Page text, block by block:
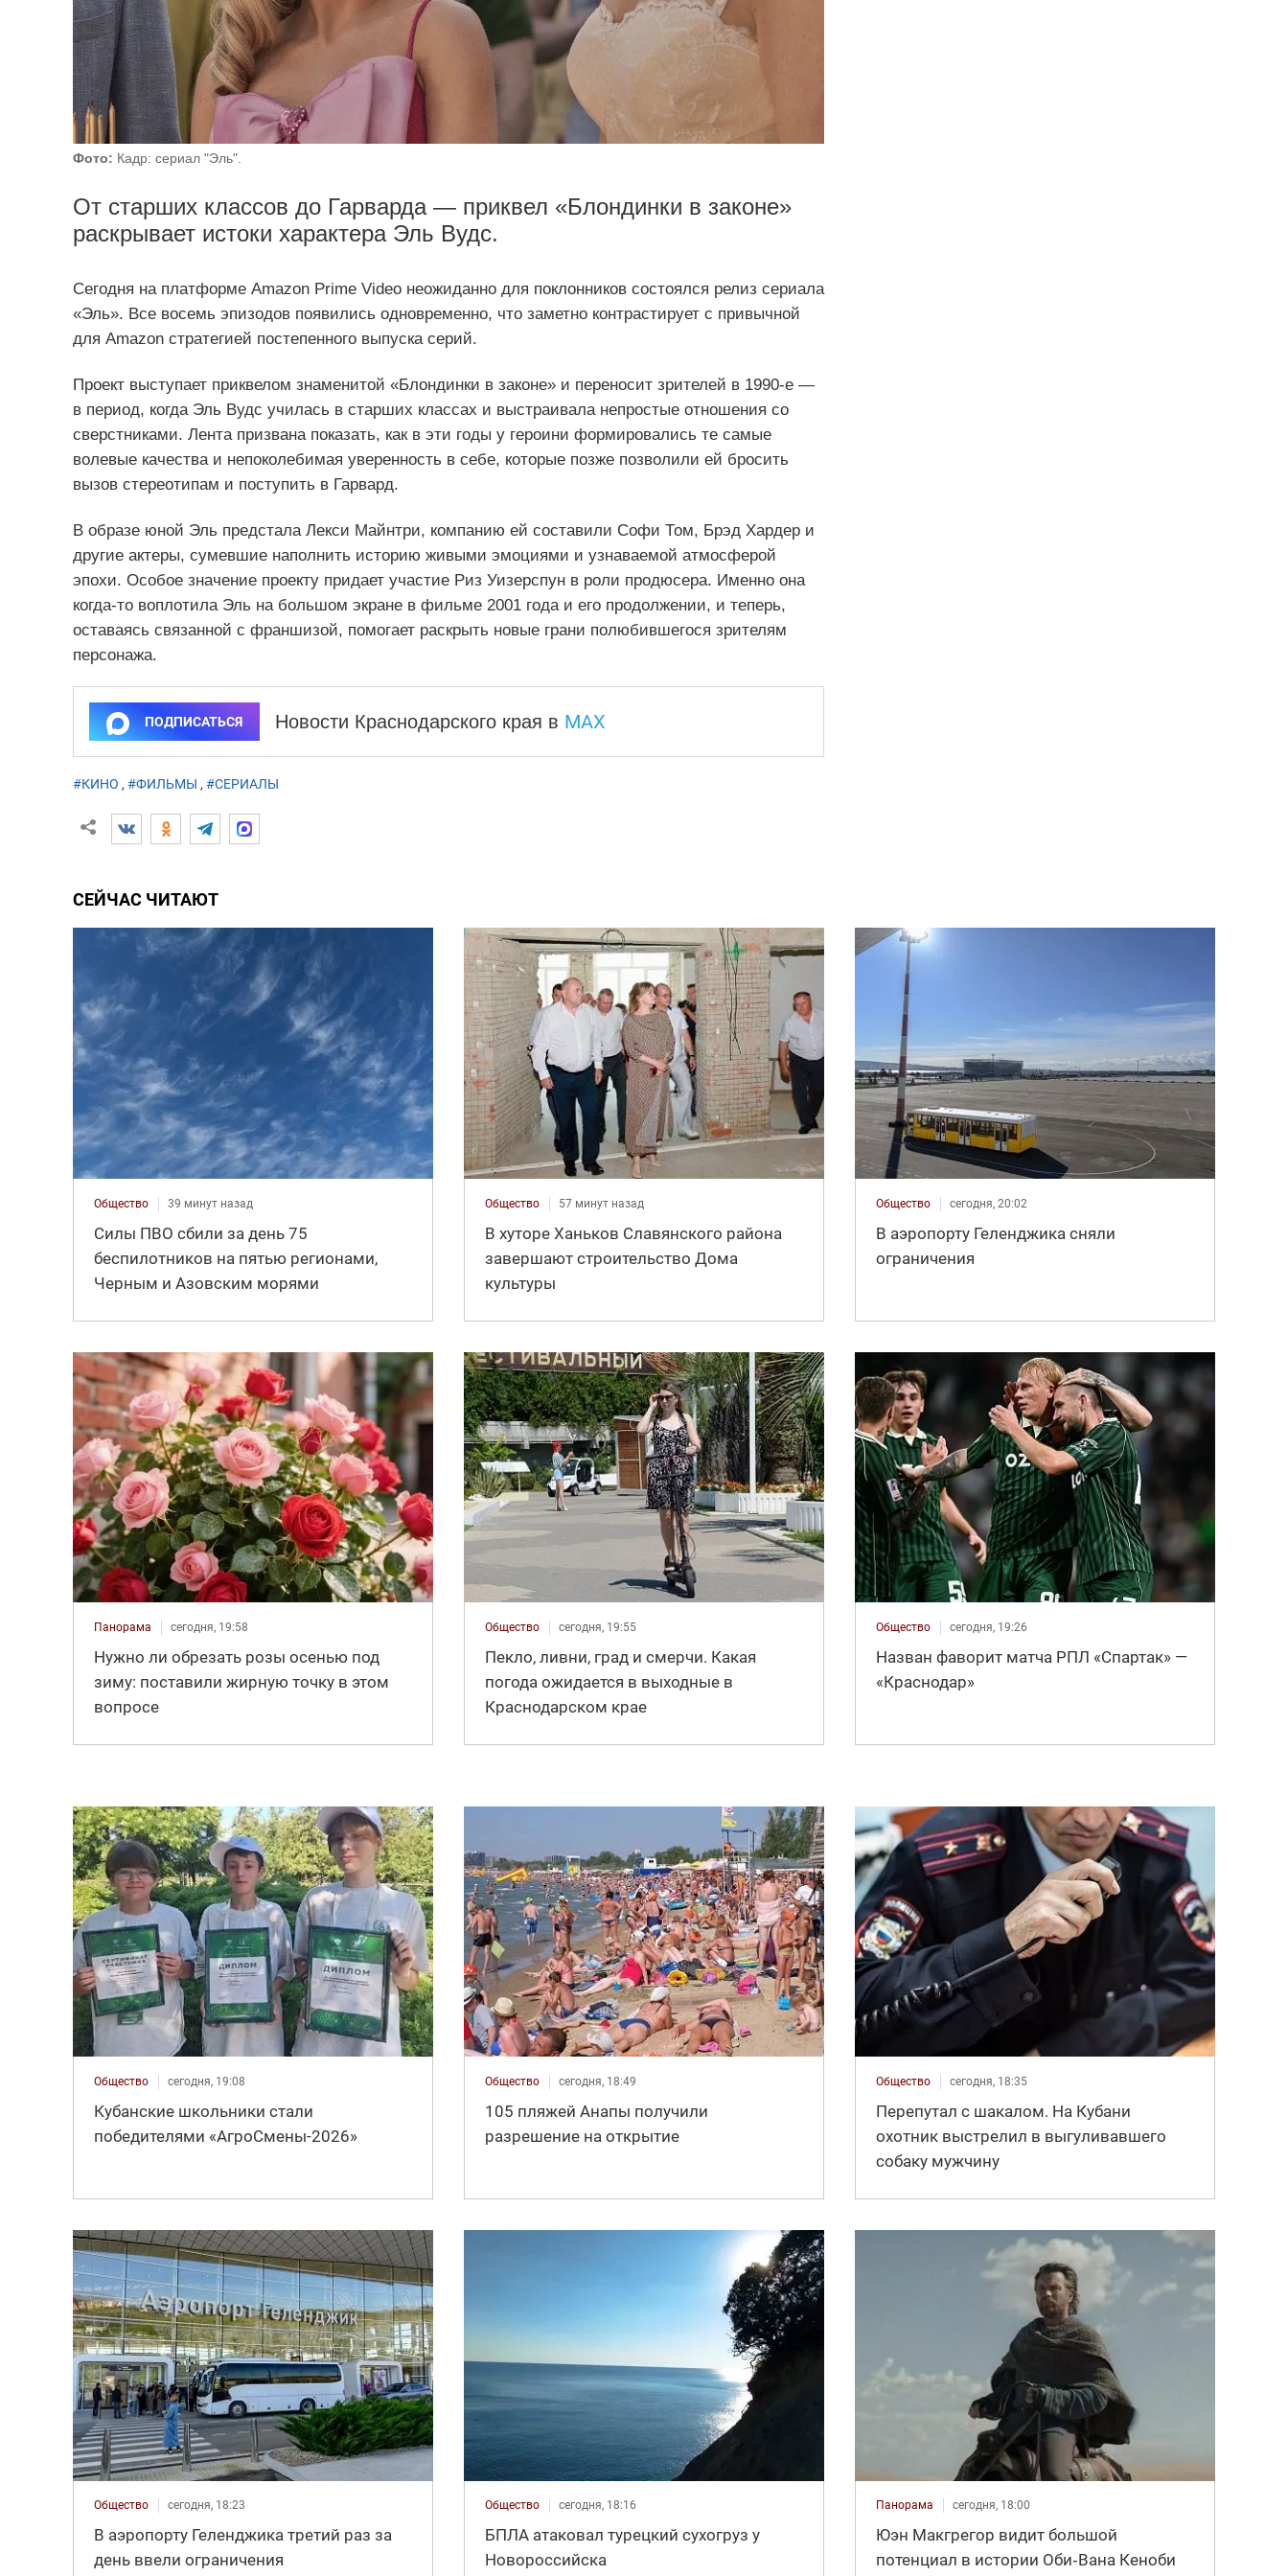
Фото: Кадр: сериал "Эль".
От старших классов до Гарварда — приквел «Блондинки в законе»
раскрывает истоки характера Эль Вудс.
Сегодня на платформе Amazon Prime Video неожиданно для поклонников состоялся релиз сериала
«Эль». Все восемь эпизодов появились одновременно, что заметно контрастирует с привычной
для Amazon стратегией постепенного выпуска серий.
Проект выступает приквелом знаменитой «Блондинки в законе» и переносит зрителей в 1990‑е —
в период, когда Эль Вудс училась в старших классах и выстраивала непростые отношения со
сверстниками. Лента призвана показать, как в эти годы у героини формировались те самые
волевые качества и непоколебимая уверенность в себе, которые позже позволили ей бросить
вызов стереотипам и поступить в Гарвард.
В образе юной Эль предстала Лекси Майнтри, компанию ей составили Софи Том, Брэд Хардер и
другие актеры, сумевшие наполнить историю живыми эмоциями и узнаваемой атмосферой
эпохи. Особое значение проекту придает участие Риз Уизерспун в роли продюсера. Именно она
когда‑то воплотила Эль на большом экране в фильме 2001 года и его продолжении, и теперь,
оставаясь связанной с франшизой, помогает раскрыть новые грани полюбившегося зрителям
персонажа.
ПОДПИСАТЬСЯ Новости Краснодарского края в MAX
#КИНО , #ФИЛЬМЫ , #СЕРИАЛЫ
СЕЙЧАС ЧИТАЮТ
Общество 39 минут назад
Силы ПВО сбили за день 75
беспилотников на пятью регионами,
Черным и Азовским морями
Общество 57 минут назад
В хуторе Ханьков Славянского района
завершают строительство Дома
культуры
Общество сегодня, 20:02
В аэропорту Геленджика сняли
ограничения
Панорама сегодня, 19:58
Нужно ли обрезать розы осенью под
зиму: поставили жирную точку в этом
вопросе
Общество сегодня, 19:55
Пекло, ливни, град и смерчи. Какая
погода ожидается в выходные в
Краснодарском крае
Общество сегодня, 19:26
Назван фаворит матча РПЛ «Спартак» —
«Краснодар»
Общество сегодня, 19:08
Кубанские школьники стали
победителями «АгроСмены-2026»
Общество сегодня, 18:49
105 пляжей Анапы получили
разрешение на открытие
Общество сегодня, 18:35
Перепутал с шакалом. На Кубани
охотник выстрелил в выгуливавшего
собаку мужчину
Общество сегодня, 18:23
В аэропорту Геленджика третий раз за
день ввели ограничения
Общество сегодня, 18:16
БПЛА атаковал турецкий сухогруз у
Новороссийска
Панорама сегодня, 18:00
Юэн Макгрегор видит большой
потенциал в истории Оби‑Вана Кеноби